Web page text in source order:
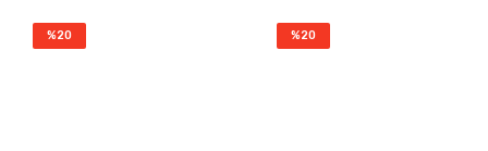
%20 %20